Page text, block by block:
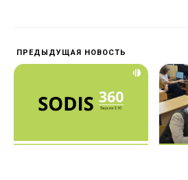
ПРЕДЫДУЩАЯ НОВОСТЬ